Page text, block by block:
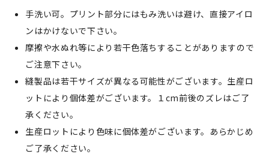
手洗い可。プリント部分にはもみ洗いは避け、直接アイロ
ンはかけないで下さい。
摩擦や水ぬれ等により若干色落ちすることがありますので
ご注意下さい。
縫製品は若干サイズが異なる可能性がございます。生産ロ
ットにより個体差がございます。１cm前後のズレはご了
承ください。
生産ロットにより色味に個体差がございます。あらかじめ
ご了承ください。